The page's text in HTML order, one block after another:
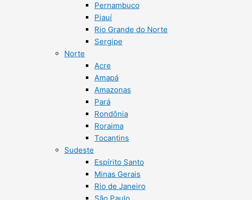
Pernambuco
Piauí
Rio Grande do Norte
Sergipe
Norte
Acre
Amapá
Amazonas
Pará
Rondônia
Roraima
Tocantins
Sudeste
Espírito Santo
Minas Gerais
Rio de Janeiro